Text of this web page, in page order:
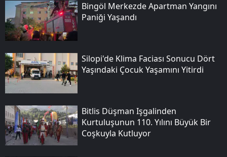
Bingöl Merkezde Apartman Yangını
Paniği Yaşandı
Silopi'de Klima Faciası Sonucu Dört
Yaşındaki Çocuk Yaşamını Yitirdi
Bitlis Düşman Işgalinden
Kurtuluşunun 110. Yılını Büyük Bir
Coşkuyla Kutluyor